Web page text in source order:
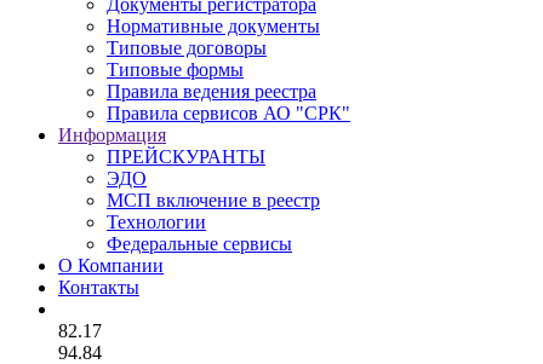
Документы регистратора
Нормативные документы
Типовые договоры
Типовые формы
Правила ведения реестра
Правила сервисов АО "СРК"
Информация
ПРЕЙСКУРАНТЫ
ЭДО
МСП включение в реестр
Технологии
Федеральные сервисы
О Компании
Контакты
82.17
94.84